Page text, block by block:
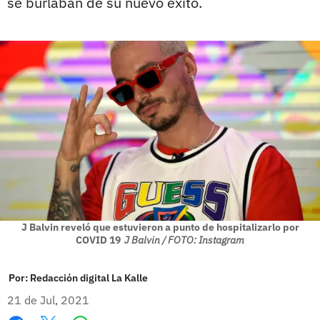
J Balvin reveló que estuvieron a punto de hospitalizarlo por
COVID 19 J Balvin / FOTO: Instagram
Por: Redacción digital La Kalle
21 de Jul, 2021